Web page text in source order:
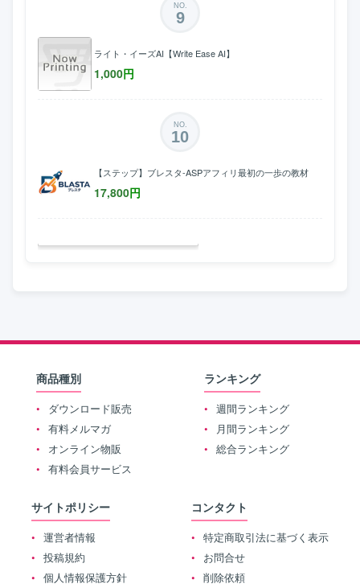
NO.
9
ライト・イーズAI【Write Ease AI】
1,000円
NO.
10
【ステップ】ブレスタ-ASPアフィリ最初の一歩の教材
17,800円
商品種別
ダウンロード販売
有料メルマガ
オンライン物販
有料会員サービス
ランキング
週間ランキング
月間ランキング
総合ランキング
サイトポリシー
運営者情報
投稿規約
個人情報保護方針
コンタクト
特定商取引法に基づく表示
お問合せ
削除依頼